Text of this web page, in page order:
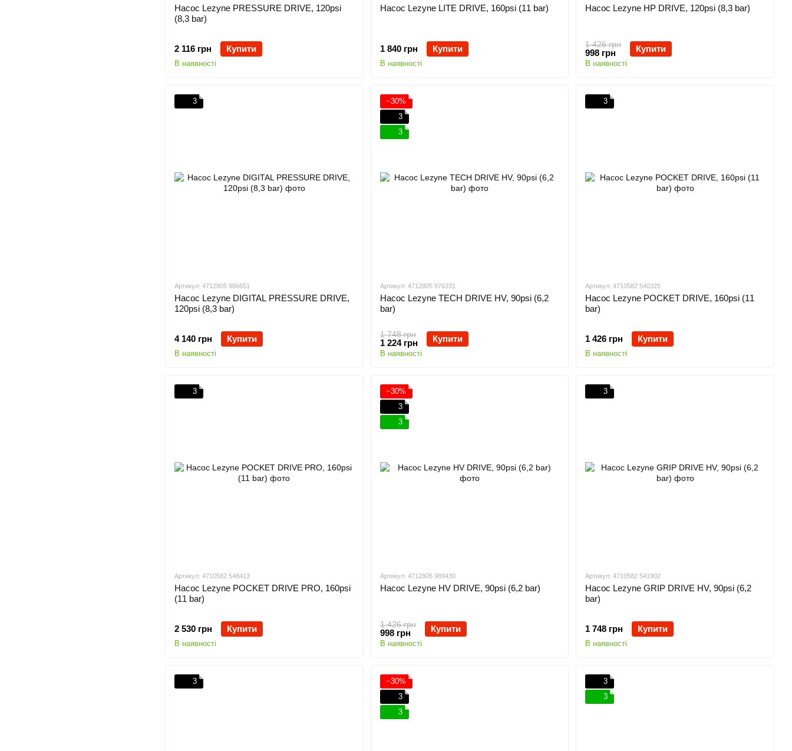
Насос Lezyne PRESSURE DRIVE, 120psi
(8,3 bar)
2 116 грн Купити
В наявності
Насос Lezyne LITE DRIVE, 160psi (11 bar)
1 840 грн Купити
В наявності
Насос Lezyne HP DRIVE, 120psi (8,3 bar)
1 426 грн
998 грн Купити
В наявності
3
Артикул: 4712805 986651
Насос Lezyne DIGITAL PRESSURE DRIVE,
120psi (8,3 bar)
4 140 грн Купити
В наявності
−30%
3
3
Артикул: 4712805 976331
Насос Lezyne TECH DRIVE HV, 90psi (6,2
bar)
1 748 грн
1 224 грн Купити
В наявності
3
Артикул: 4710582 540325
Насос Lezyne POCKET DRIVE, 160psi (11
bar)
1 426 грн Купити
В наявності
3
Артикул: 4710582 548413
Насос Lezyne POCKET DRIVE PRO, 160psi
(11 bar)
2 530 грн Купити
В наявності
−30%
3
3
Артикул: 4712805 989430
Насос Lezyne HV DRIVE, 90psi (6,2 bar)
1 426 грн
998 грн Купити
В наявності
3
Артикул: 4710582 541902
Насос Lezyne GRIP DRIVE HV, 90psi (6,2
bar)
1 748 грн Купити
В наявності
3
−30%
3
3
3
3